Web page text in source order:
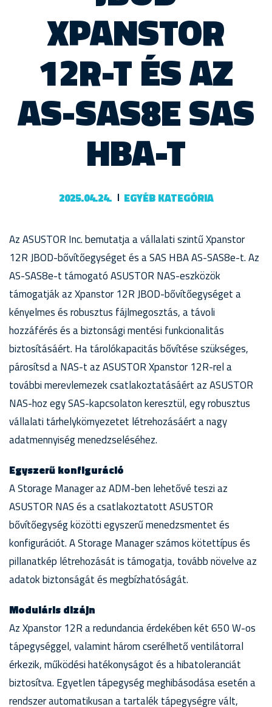
XPANSTOR
12R-T ÉS AZ
AS-SAS8E SAS
HBA-T
2025.04.24. EGYÉB KATEGÓRIA
Az ASUSTOR Inc. bemutatja a vállalati szintű Xpanstor
12R JBOD-bővítőegységet és a SAS HBA AS-SAS8e-t. Az
AS-SAS8e-t támogató ASUSTOR NAS-eszközök
támogatják az Xpanstor 12R JBOD-bővítőegységet a
kényelmes és robusztus fájlmegosztás, a távoli
hozzáférés és a biztonsági mentési funkcionalitás
biztosításáért. Ha tárolókapacitás bővítése szükséges,
párosítsd a NAS-t az ASUSTOR Xpanstor 12R-rel a
további merevlemezek csatlakoztatásáért az ASUSTOR
NAS-hoz egy SAS-kapcsolaton keresztül, egy robusztus
vállalati tárhelykörnyezetet létrehozásáért a nagy
adatmennyiség menedzseléséhez.
Egyszerű konfiguráció
A Storage Manager az ADM-ben lehetővé teszi az
ASUSTOR NAS és a csatlakoztatott ASUSTOR
bővítőegység közötti egyszerű menedzsmentet és
konfigurációt. A Storage Manager számos kötettípus és
pillanatkép létrehozását is támogatja, tovább növelve az
adatok biztonságát és megbízhatóságát.
Moduláris dizájn
Az Xpanstor 12R a redundancia érdekében két 650 W-os
tápegységgel, valamint három cserélhető ventilátorral
érkezik, működési hatékonyságot és a hibatoleranciát
biztosítva. Egyetlen tápegység meghibásodása esetén a
rendszer automatikusan a tartalék tápegységre vált,